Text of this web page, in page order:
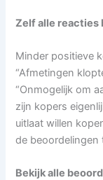
Zelf alle reacties
Minder positieve
“Afmetingen
“Onmogelijk om
zijn kopers
uitlaat willen
de beoordelingen
Bekijk alle